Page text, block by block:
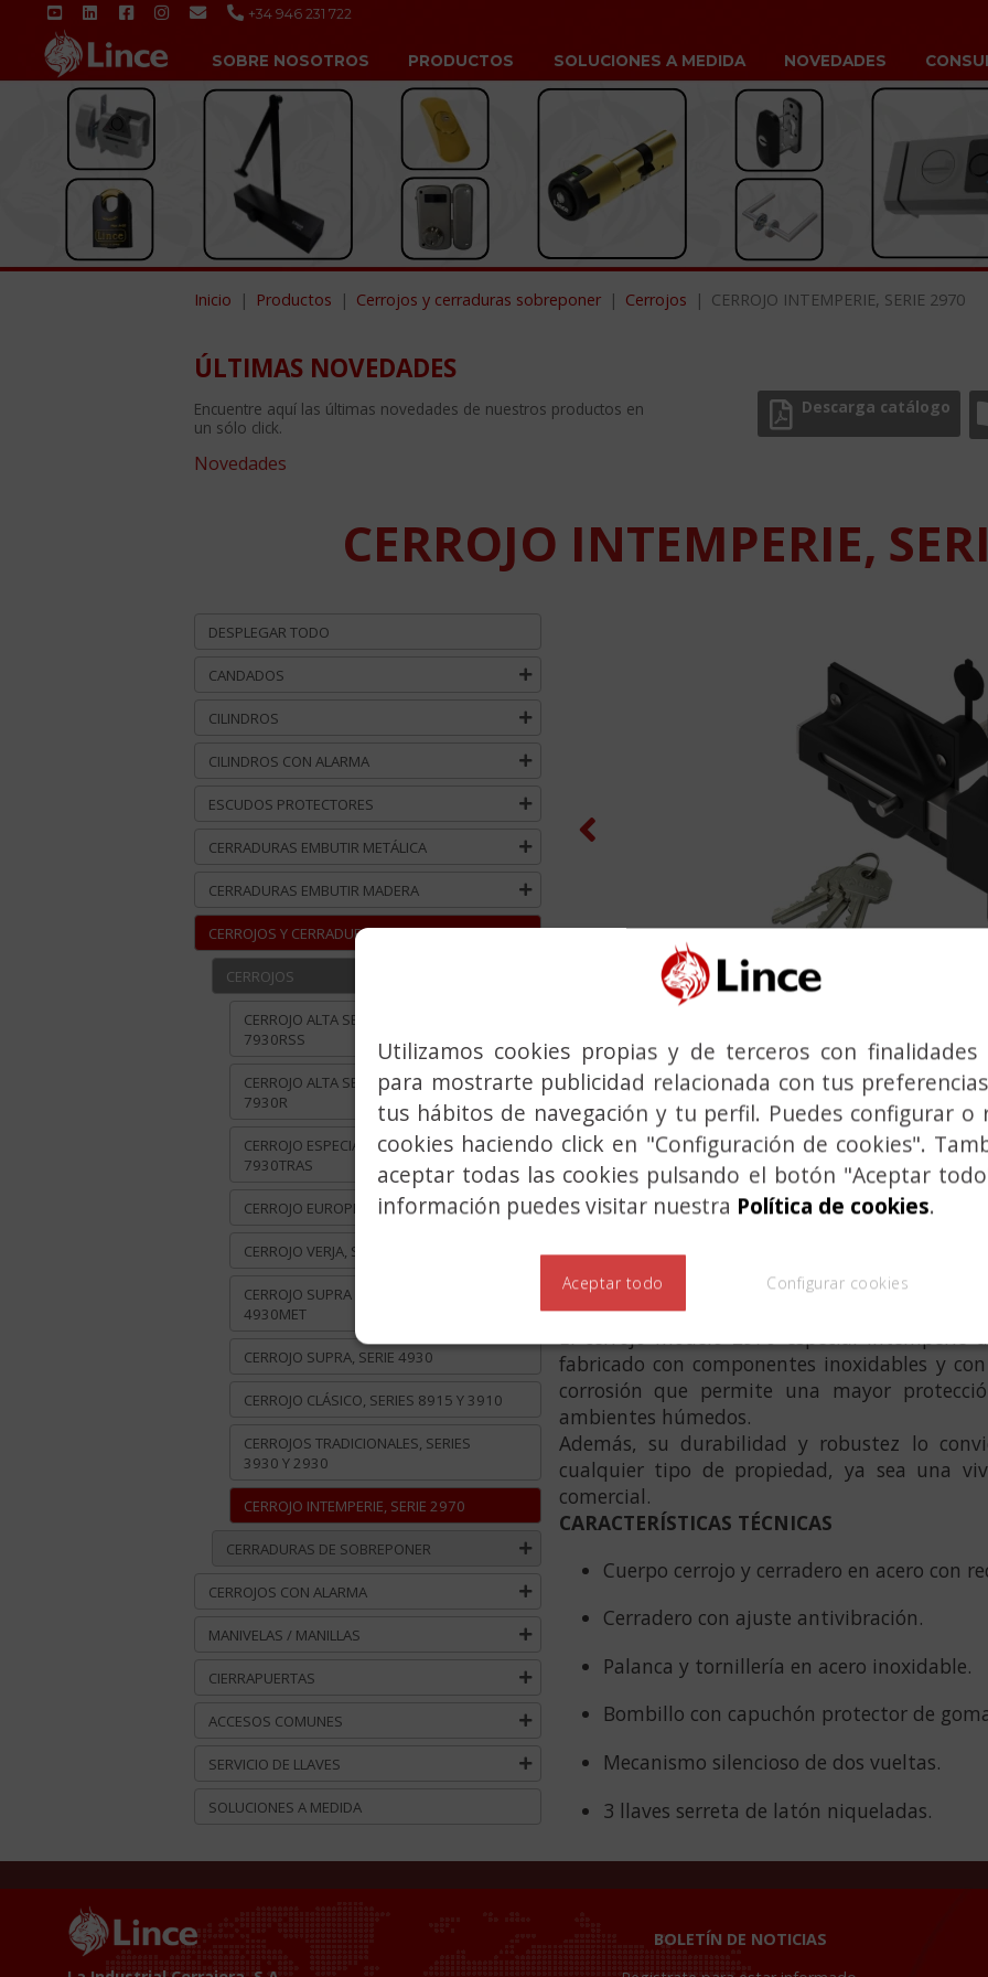
+34 946 231 722
SOBRE NOSOTROS PRODUCTOS SOLUCIONES A MEDIDA NOVEDADES
Inicio Productos Cerrojos y cerraduras sobreponer Cerrojos CERROJO INTEMPERIE, SERIE 2970
ÚLTIMAS NOVEDADES
Encuentre aquí las últimas novedades de nuestros productos en
un sólo click.
Novedades
Descarga catálogo
CERROJO INTEMPERIE,
DESPLEGAR TODO
CANDADOS
CILINDROS
CILINDROS CON ALARMA
ESCUDOS PROTECTORES
CERRADURAS EMBUTIR METÁLICA
CERRADURAS EMBUTIR MADERA
CERROJOS Y CERRADURAS SOBREPONER
CERROJOS
CERROJO ALTA SEGURIDAD, SERIE
7930RSS
CERROJO ALTA SEGURIDAD, SERIE
7930R
CERROJO ESPECIAL TRASTERO, SERIE
7930TRAS
CERROJO EUROPERFIL, SERIE 7932E
CERROJO VERJA, SERIE 7932EVEN
CERROJO SUPRA METAL, SERIE
4930MET
CERROJO SUPRA, SERIE 4930
CERROJO CLÁSICO, SERIES 8915 Y 3910
CERROJOS TRADICIONALES, SERIES
3930 Y 2930
CERROJO INTEMPERIE, SERIE 2970
CERRADURAS DE SOBREPONER
CERROJOS CON ALARMA
MANIVELAS / MANILLAS
CIERRAPUERTAS
ACCESOS COMUNES
SERVICIO DE LLAVES
SOLUCIONES A MEDIDA
Previous
CERROJO 2970
El cerrojo modelo 2970 especial intemperie
fabricado con componentes inoxidables y con
corrosión que permite una mayor
ambientes húmedos.
Además, su durabilidad y robustez lo
cualquier tipo de propiedad, ya sea una
comercial.
CARACTERÍSTICAS TÉCNICAS
Cuerpo cerrojo y cerradero en acero con
Cerradero con ajuste antivibración.
Palanca y tornillería en acero inoxidable.
Bombillo con capuchón protector de
Mecanismo silencioso de dos vueltas.
3 llaves serreta de latón niqueladas.
BOLETÍN DE NOTICIAS
Utilizamos cookies propias y de terceros con finalidades
para mostrarte publicidad relacionada con tus
tus hábitos de navegación y tu perfil. Puedes configurar o
cookies haciendo click en "Configuración de cookies".
aceptar todas las cookies pulsando el botón "Aceptar
información puedes visitar nuestra Política de cookies.
Aceptar todo Configurar cookies